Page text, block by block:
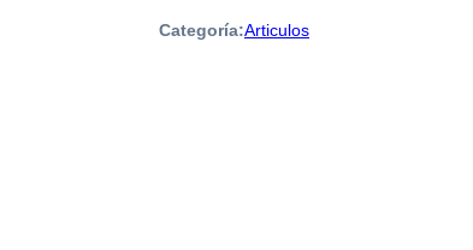
Categoría:Articulos